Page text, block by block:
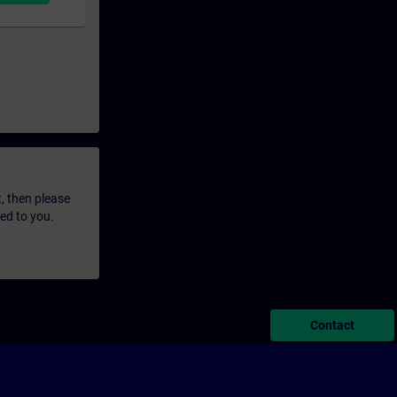
then please
to you.
Contact